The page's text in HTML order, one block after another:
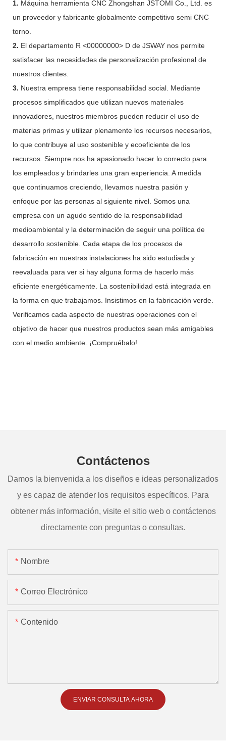
1. Máquina herramienta CNC Zhongshan JSTOMI Co., Ltd. es
un proveedor y fabricante globalmente competitivo semi CNC
torno.
2. El departamento R <00000000> D de JSWAY nos permite
satisfacer las necesidades de personalización profesional de
nuestros clientes.
3. Nuestra empresa tiene responsabilidad social. Mediante
procesos simplificados que utilizan nuevos materiales
innovadores, nuestros miembros pueden reducir el uso de
materias primas y utilizar plenamente los recursos necesarios,
lo que contribuye al uso sostenible y ecoeficiente de los
recursos. Siempre nos ha apasionado hacer lo correcto para
los empleados y brindarles una gran experiencia. A medida
que continuamos creciendo, llevamos nuestra pasión y
enfoque por las personas al siguiente nivel. Somos una
empresa con un agudo sentido de la responsabilidad
medioambiental y la determinación de seguir una política de
desarrollo sostenible. Cada etapa de los procesos de
fabricación en nuestras instalaciones ha sido estudiada y
reevaluada para ver si hay alguna forma de hacerlo más
eficiente energéticamente. La sostenibilidad está integrada en
la forma en que trabajamos. Insistimos en la fabricación verde.
Verificamos cada aspecto de nuestras operaciones con el
objetivo de hacer que nuestros productos sean más amigables
con el medio ambiente. ¡Compruébalo!
Contáctenos
Damos la bienvenida a los diseños e ideas personalizados
y es capaz de atender los requisitos específicos. Para
obtener más información, visite el sitio web o contáctenos
directamente con preguntas o consultas.
Nombre
Correo Electrónico
Contenido
ENVIAR CONSULTA AHORA